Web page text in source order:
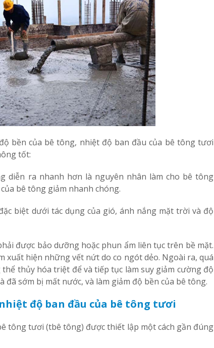
bền của bê tông, nhiệt độ ban đầu của bê tông tươi
tốt:
diễn ra nhanh hơn là nguyên nhân làm cho bê tông
bê tông giảm nhanh chóng.
biệt dưới tác dụng của gió, ánh nắng mặt trời và độ
được bảo dưỡng hoặc phun ẩm liên tục trên bề mặt.
xuất hiện những vết nứt do co ngót dẻo. Ngoài ra, quá
thủy hóa triệt để và tiếp tục làm suy giảm cường độ
đã sớm bị mất nước, và làm giảm độ bền của bê tông.
độ ban đầu của bê tông tươi
tông tươi (tbê tông) được thiết lập một cách gần đúng